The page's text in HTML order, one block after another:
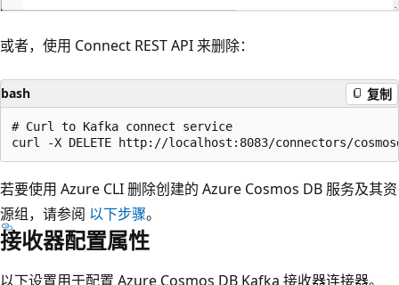
或者，使用 Connect REST API 来删除：
bash 复制
# Curl to Kafka connect service
若要使用 Azure CLI 删除创建的 Azure Cosmos DB 服务及其资
源组，请参阅 以下步骤。
接收器配置属性
以下设置用于配置 Azure Cosmos DB Kafka 接收器连接器。